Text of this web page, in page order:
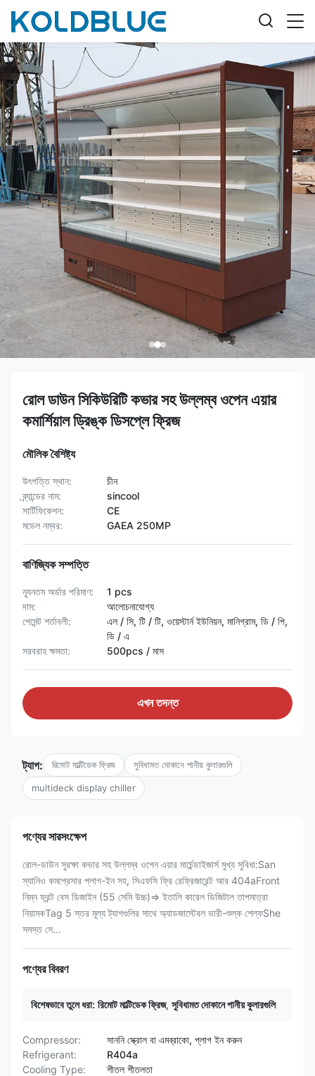
রোল ডাউন সিকিউরিটি কভার সহ উল্লম্ব ওপেন এয়ার
কমার্শিয়াল ড্রিঙ্ক ডিসপ্লে ফ্রিজ
মৌলিক বৈশিষ্ট্য
উৎপত্তি স্থান:
চীন
ব্র্যান্ডের নাম:
sincool
সার্টিফিকেশন:
CE
মডেল নম্বর:
GAEA 250MP
বাণিজ্যিক সম্পত্তি
ন্যূনতম অর্ডার পরিমাণ:
1 pcs
দাম:
আলোচনাযোগ্য
পেমেন্ট শর্তাবলী:
এল / সি, টি / টি, ওয়েস্টার্ন ইউনিয়ন, মানিগ্রাম, ডি / পি,
ডি / এ
সরবরাহ ক্ষমতা:
500pcs / মাস
এখন তদন্ত
ট্যাগ: রিমোট মাল্টিডেক ফ্রিজ সুবিধামত দোকানে পানীয় কুলারগুলি
multideck display chiller
পণ্যের সারসংক্ষেপ
রোল-ডাউন সুরক্ষা কভার সহ উল্লম্ব ওপেন এয়ার মার্চেন্ডাইজার্স মুখ্য সুবিধা:San
স্যানিও কমপ্রেসার প্লাগ-ইন সহ, সিএফসি ফ্রি রেফ্রিজারেন্ট আর 404aFront
নিম্ন ফ্রন্ট বেস ডিজাইন (55 সেমি উচ্চ)⇒ ইতালি কারেল ডিজিটাল তাপমাত্রা
নিয়ামকTag 5 স্তর মূল্য ট্যাগগুলির সাথে অ্যাডজাস্টেবল ভারী-শুল্ক শেল্ফShe
সমস্ত সে...
পণ্যের বিবরণ
বিশেষভাবে তুলে ধরা: রিমোট মাল্টিডেক ফ্রিজ, সুবিধামত দোকানে পানীয় কুলারগুলি
Compressor:
সাননি স্ক্রোল বা এমব্রাকো, প্লাগ ইন করুন
Refrigerant:
R404a
Cooling Type:
শীতল শীতলতা